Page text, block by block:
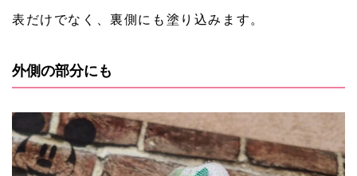
表だけでなく、裏側にも塗り込みます。
外側の部分にも